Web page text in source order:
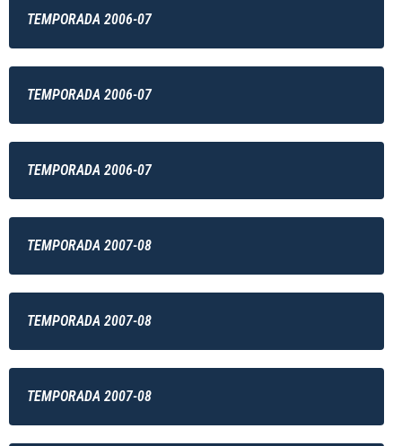
TEMPORADA 2006-07
TEMPORADA 2006-07
TEMPORADA 2006-07
TEMPORADA 2007-08
TEMPORADA 2007-08
TEMPORADA 2007-08